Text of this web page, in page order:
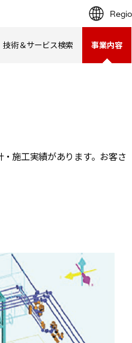
技術＆サービス検索 事業内容
施工実績があります。お客さ